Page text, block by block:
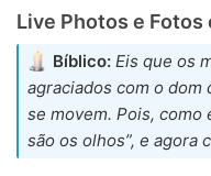
Live Photos e
Bíblico: Eis que os
agraciados com o dom
se movem. Pois, como
são os olhos”, e agora